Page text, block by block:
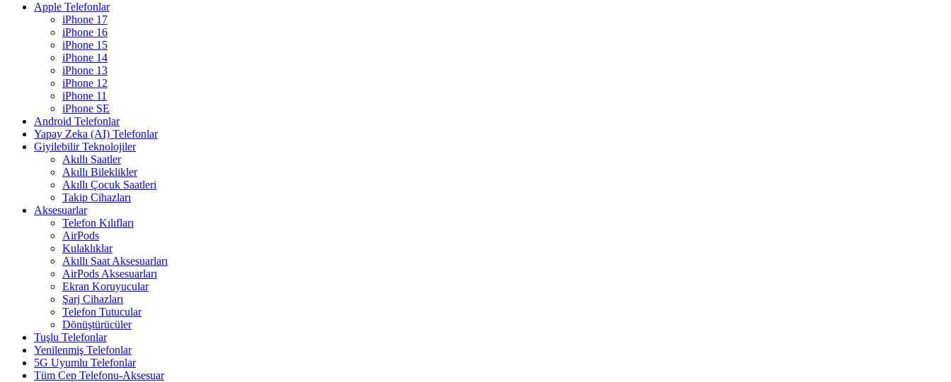
Apple Telefonlar
iPhone 17
iPhone 16
iPhone 15
iPhone 14
iPhone 13
iPhone 12
iPhone 11
iPhone SE
Android Telefonlar
Yapay Zeka (AI) Telefonlar
Giyilebilir Teknolojiler
Akıllı Saatler
Akıllı Bileklikler
Akıllı Çocuk Saatleri
Takip Cihazları
Aksesuarlar
Telefon Kılıfları
AirPods
Kulaklıklar
Akıllı Saat Aksesuarları
AirPods Aksesuarları
Ekran Koruyucular
Şarj Cihazları
Telefon Tutucular
Dönüştürücüler
Tuşlu Telefonlar
Yenilenmiş Telefonlar
5G Uyumlu Telefonlar
Tüm Cep Telefonu-Aksesuar